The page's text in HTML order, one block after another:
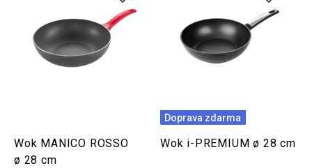
Wok MANICO ROSSO
ø 28 cm
Doprava zdarma
Wok i-PREMIUM ø 28 cm